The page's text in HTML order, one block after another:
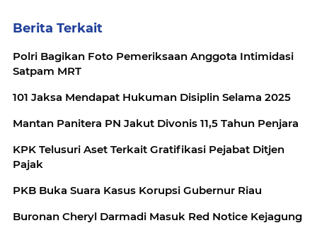
Berita Terkait
Polri Bagikan Foto Pemeriksaan Anggota Intimidasi
Satpam MRT
101 Jaksa Mendapat Hukuman Disiplin Selama 2025
Mantan Panitera PN Jakut Divonis 11,5 Tahun Penjara
KPK Telusuri Aset Terkait Gratifikasi Pejabat Ditjen
Pajak
PKB Buka Suara Kasus Korupsi Gubernur Riau
Buronan Cheryl Darmadi Masuk Red Notice Kejagung